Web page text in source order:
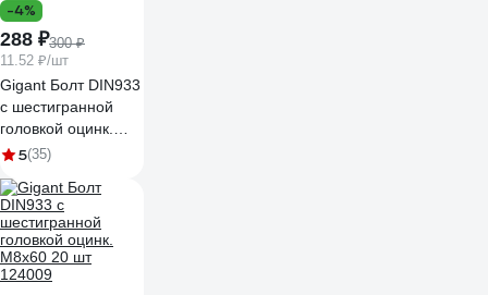
-4%
288 ₽300 ₽
11.52 ₽/шт
Gigant Болт DIN933
с шестигранной
головкой оцинк.
М8x40 25 шт
5(35)